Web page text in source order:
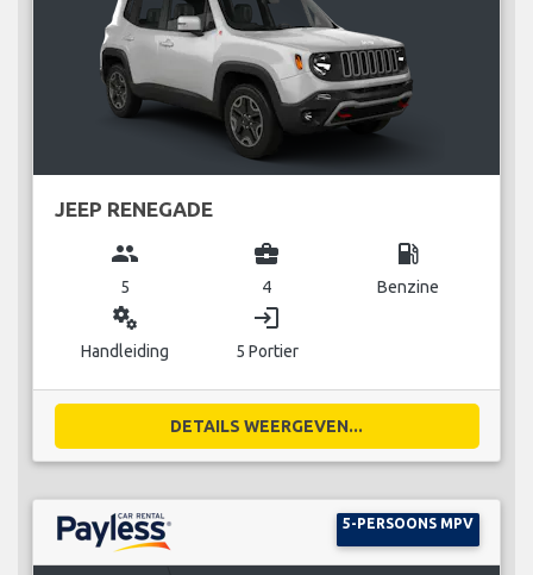
JEEP RENEGADE
group
5
business_center
4
local_gas_station
Benzine
miscellaneous_services
Handleiding
login
5 Portier
DETAILS WEERGEVEN...
5-PERSOONS MPV